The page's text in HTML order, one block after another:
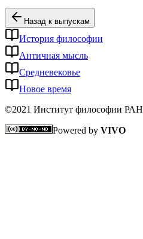
Назад к выпускам
История философии
Античная мысль
Средневековье
Новое время
©2021 Институт философии РАН
Powered by VIVO